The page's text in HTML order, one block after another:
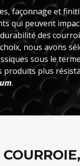
façonnage et
qui peuvent
des
nous avons
sous le
produits plus
.